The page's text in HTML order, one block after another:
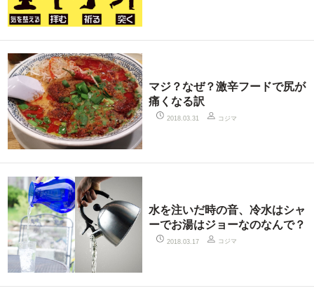
マジ？なぜ？激辛フードで尻が
痛くなる訳
2018.03.31 コジマ
水を注いだ時の音、冷水はシャ
ーでお湯はジョーなのなんで？
2018.03.17 コジマ